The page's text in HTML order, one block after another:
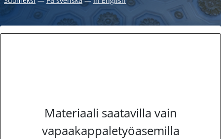
Materiaali saatavilla vain
vapaakappaletyöasemilla